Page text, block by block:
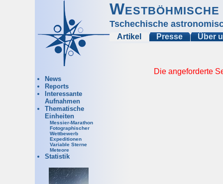
Tschechische
Artikel Presse Über
News
Reports
Interessante
Aufnahmen
Thematische
Einheiten
Messier-Marathon
Fotographischer
Wettbewerb
Expeditionen
Variable Sterne
Meteore
Statistik
Die angeforderte